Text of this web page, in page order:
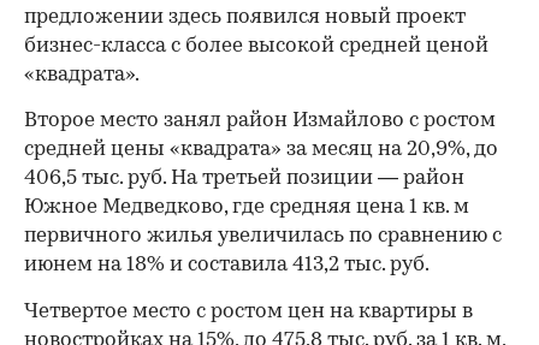
предложении здесь появился новый проект
бизнес-класса с более высокой средней ценой
«квадрата».
Второе место занял район Измайлово с ростом
средней цены «квадрата» за месяц на 20,9%, до
406,5 тыс. руб. На третьей позиции — район
Южное Медведково, где средняя цена 1 кв. м
первичного жилья увеличилась по сравнению с
июнем на 18% и составила 413,2 тыс. руб.
Четвертое место с ростом цен на квартиры в
новостройках на 15%, до 475,8 тыс. руб. за 1 кв. м,